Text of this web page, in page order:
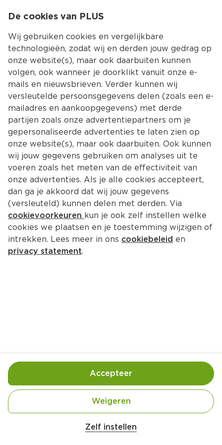
Kies jouw
Terug Producten
Witte Reus Toiletblok Kracht
Actief Citr
Alle Witte Reus en Fleuril
Geldig van woensdag 5 augustus tot en met
De cookies van PLUS
Wij gebruiken cookies en vergelijkbare
technologieën, zodat wij en derden jouw gedrag op
onze website(s), maar ook daarbuiten kunnen
volgen, ook wanneer je doorklikt vanuit onze e-
mails en nieuwsbrieven. Verder kunnen wij
versleutelde persoonsgegevens delen (zoals een e-
mailadres en aankoopgegevens) met derde
partijen zoals onze advertentiepartners om je
gepersonaliseerde advertenties te laten zien op
onze website(s), maar ook daarbuiten. Ook kunnen
wij jouw gegevens gebruiken om analyses uit te
voeren zoals het meten van de effectiviteit van
onze advertenties. Als je alle cookies accepteert,
dan ga je akkoord dat wij jouw gegevens
(versleuteld) kunnen delen met derden. Via
cookievoorkeuren kun je ook zelf instellen welke
cookies we plaatsen en je toestemming wijzigen of
intrekken. Lees meer in ons cookiebeleid en
privacy statement.
Zelf instellen
Weigeren
Accepteer